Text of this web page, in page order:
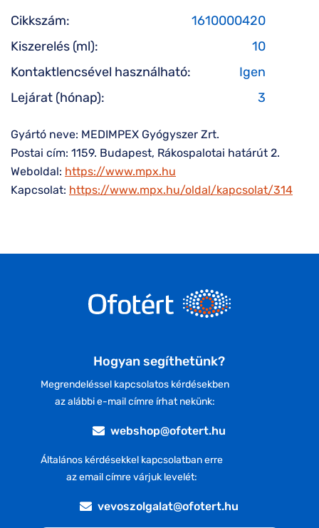
Cikkszám:
1610000420
Kiszerelés (ml):
10
Kontaktlencsével használható:
Igen
Lejárat (hónap):
3
Gyártó neve: MEDIMPEX Gyógyszer Zrt.
Postai cím: 1159. Budapest, Rákospalotai határút 2.
Weboldal: https://www.mpx.hu
Kapcsolat: https://www.mpx.hu/oldal/kapcsolat/314
Hogyan segíthetünk?
Megrendeléssel kapcsolatos kérdésekben
az alábbi e-mail címre írhat nekünk:
webshop@ofotert.hu
Általános kérdésekkel kapcsolatban erre
az email címre várjuk levelét:
vevoszolgalat@ofotert.hu